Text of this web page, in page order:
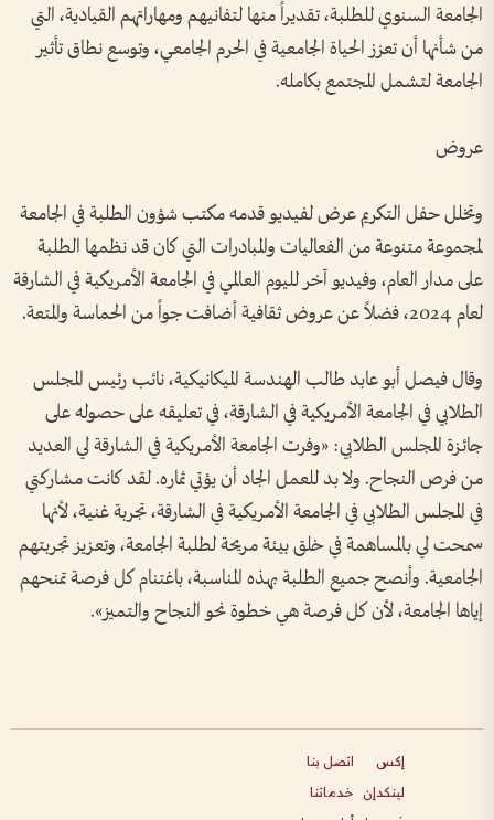
الجامعة السنوي للطلبة، تقديراً منها لتفانيهم ومهاراتهم القيادية، التي
من شأنها أن تعزز الحياة الجامعية في الحرم الجامعي، وتوسع نطاق تأثير
الجامعة لتشمل المجتمع بكامله.
عروض
وتخلل حفل التكريم عرض لفيديو قدمه مكتب شؤون الطلبة في الجامعة
لمجموعة متنوعة من الفعاليات والمبادرات التي كان قد نظمها الطلبة
على مدار العام، وفيديو آخر لليوم العالمي في الجامعة الأمريكية في الشارقة
لعام 2024، فضلاً عن عروض ثقافية أضافت جواً من الحماسة والمتعة.
وقال فيصل أبو عابد طالب الهندسة الميكانيكية، نائب رئيس المجلس
الطلابي في الجامعة الأمريكية في الشارقة، في تعليقه على حصوله على
جائزة المجلس الطلابي: «وفرت الجامعة الأمريكية في الشارقة لي العديد
من فرص النجاح. ولا بد للعمل الجاد أن يؤتي ثماره. لقد كانت مشاركتي
في المجلس الطلابي في الجامعة الأمريكية في الشارقة، تجربة غنية، لأنها
سمحت لي بالمساهمة في خلق بيئة مريحة لطلبة الجامعة، وتعزيز تجربتهم
الجامعية. وأنصح جميع الطلبة بهذه المناسبة، باغتنام كل فرصة تمنحهم
إياها الجامعة، لأن كل فرصة هي خطوة نحو النجاح والتميز».
إكس
لينكدإن
اتصل بنا
خدماتنا